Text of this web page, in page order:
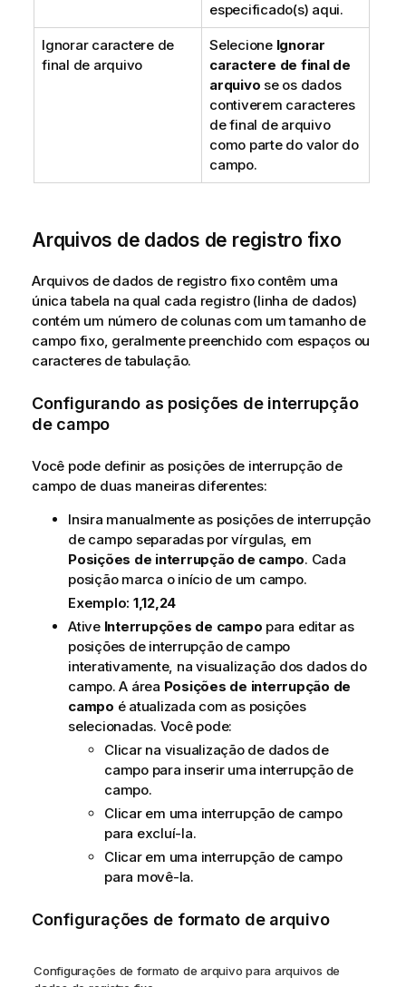
especificado(s) aqui.
Ignorar caractere de
final de arquivo
Selecione Ignorar
caractere de final de
arquivo se os dados
contiverem caracteres
de final de arquivo
como parte do valor do
campo.
Arquivos de dados de registro fixo
Arquivos de dados de registro fixo contêm uma
única tabela na qual cada registro (linha de dados)
contém um número de colunas com um tamanho de
campo fixo, geralmente preenchido com espaços ou
caracteres de tabulação.
Configurando as posições de interrupção
de campo
Você pode definir as posições de interrupção de
campo de duas maneiras diferentes:
Insira manualmente as posições de interrupção
de campo separadas por vírgulas, em
Posições de interrupção de campo. Cada
posição marca o início de um campo.
Exemplo: 1,12,24
Ative Interrupções de campo para editar as
posições de interrupção de campo
interativamente, na visualização dos dados do
campo. A área Posições de interrupção de
campo é atualizada com as posições
selecionadas. Você pode:
Clicar na visualização de dados de
campo para inserir uma interrupção de
campo.
Clicar em uma interrupção de campo
para excluí-la.
Clicar em uma interrupção de campo
para movê-la.
Configurações de formato de arquivo
Configurações de formato de arquivo para arquivos de